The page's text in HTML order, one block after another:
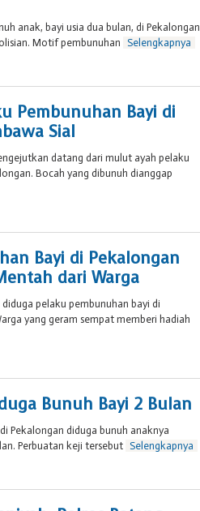
anak, bayi usia dua bulan, di Pekalongan
Motif pembunuhan
Selengkapnya
Pembunuhan Bayi di
Sial
datang dari mulut ayah pelaku
Bocah yang dibunuh dianggap
Bayi di Pekalongan
dari Warga
pelaku pembunuhan bayi di
yang geram sempat memberi hadiah
Bunuh Bayi 2 Bulan
Pekalongan diduga bunuh anaknya
Perbuatan keji tersebut Selengkapnya